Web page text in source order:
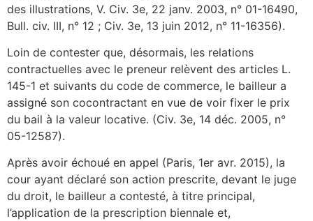
des illustrations, V. Civ. 3e, 22 janv. 2003, n° 01-16490,
Bull. civ. III, n° 12 ; Civ. 3e, 13 juin 2012, n° 11-16356).
Loin de contester que, désormais, les relations
contractuelles avec le preneur relèvent des articles L.
145-1 et suivants du code de commerce, le bailleur a
assigné son cocontractant en vue de voir fixer le prix
du bail à la valeur locative. (Civ. 3e, 14 déc. 2005, n°
05-12587).
Après avoir échoué en appel (Paris, 1er avr. 2015), la
cour ayant déclaré son action prescrite, devant le juge
du droit, le bailleur a contesté, à titre principal,
l’application de la prescription biennale et,